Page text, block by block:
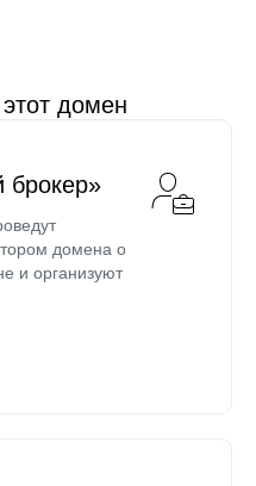
домен
брокер»
домена о
и организуют